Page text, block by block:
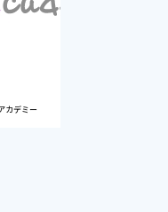
カデミー